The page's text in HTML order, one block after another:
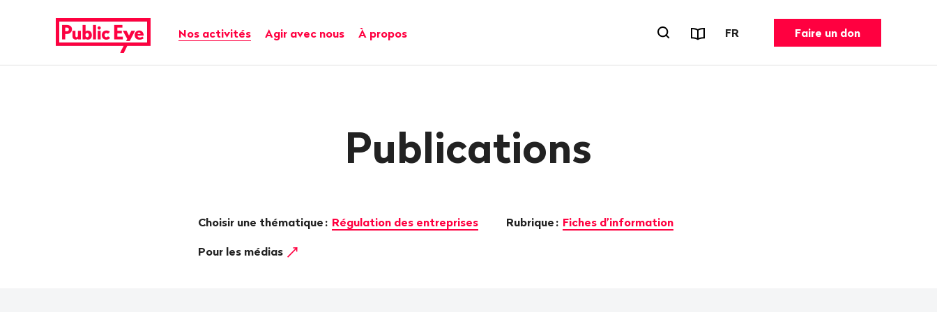
publiceye.ch
Navigation principale
Nos activités Agir avec nous À propos Ouvrir le formulaire de recherche
Rapports et dépliants
FR CHANGER DE LANGUE. LANGUE
Faire un don
Publications
Choisir une thématique : Régulation des entreprises Rubrique : Fiches d’information
Pour les médias